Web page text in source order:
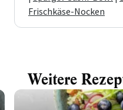
Frischkäse-Nocken
Weitere